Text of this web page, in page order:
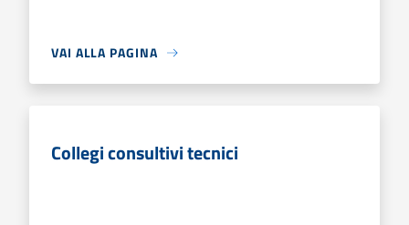
VAI ALLA PAGINA
Collegi consultivi tecnici